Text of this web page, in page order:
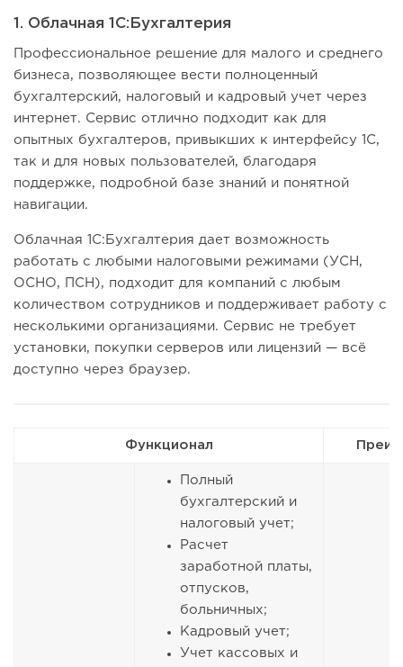
1. Облачная 1С:Бухгалтерия
Профессиональное решение для малого и среднего
бизнеса, позволяющее вести полноценный
бухгалтерский, налоговый и кадровый учет через
интернет. Сервис отлично подходит как для
опытных бухгалтеров, привыкших к интерфейсу 1С,
так и для новых пользователей, благодаря
поддержке, подробной базе знаний и понятной
навигации.
Облачная 1С:Бухгалтерия дает возможность
работать с любыми налоговыми режимами (УСН,
ОСНО, ПСН), подходит для компаний с любым
количеством сотрудников и поддерживает работу с
несколькими организациями. Сервис не требует
установки, покупки серверов или лицензий — всё
доступно через браузер.
Функционал
Полный
бухгалтерский и
налоговый учет;
Расчет
заработной платы,
отпусков,
больничных;
Кадровый учет;
Учет кассовых и